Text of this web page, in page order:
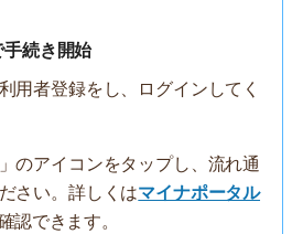
手続き開始
用者登録をし、ログインしてく
のアイコンをタップし、流れ通
さい。詳しくはマイナポータル
認できます。